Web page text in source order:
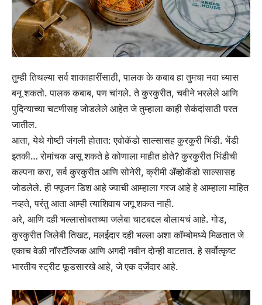
तुम्ही तिथल्या सर्व शाकाहारींसाठी, पालक के कबाब हा तुमचा नवा ध्यास
बनू शकतो. पालक कबाब, पण चांगले. ते कुरकुरीत, चवीने भरलेले आणि
पुदिन्याच्या चटणीसह जोडलेले आहेत जे तुम्हाला काही सेकंदांसाठी परत
जातील.
आता, येथे गोष्टी जंगली होतात: एवोकॅडो साल्सासह कुरकुरी भिंडी. भेंडी
इतकी… रोमांचक असू शकते हे कोणाला माहीत होते? कुरकुरीत भिंडीची
कल्पना करा, सर्व कुरकुरीत आणि सोनेरी, क्रीमी ॲव्होकॅडो साल्सासह
जोडलेले. ही फ्यूजन डिश आहे ज्याची आम्हाला गरज आहे हे आम्हाला माहित
नव्हते, परंतु आता आम्ही त्याशिवाय जगू शकत नाही.
अरे, आणि दही भल्लासोबतच्या जलेबा चाटबद्दल बोलायचं आहे. गोड,
कुरकुरीत जिलेबी तिखट, मलईदार दही भल्ला अशा कॉम्बोमध्ये मिळतात जे
एकाच वेळी नॉस्टॅल्जिक आणि अगदी नवीन दोन्ही वाटतात. हे सर्वोत्कृष्ट
भारतीय स्ट्रीट फूडसारखे आहे, जे एक दर्जेदार आहे.